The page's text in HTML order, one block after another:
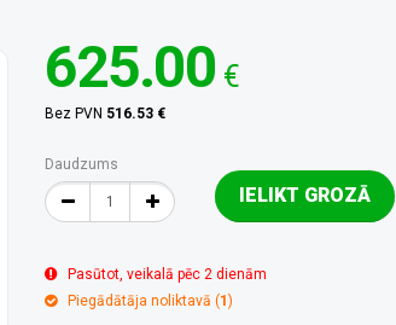
625.00 €
Bez PVN 516.53 €
Daudzums
IELIKT GROZĀ
Pasūtot, veikalā pēc 2 dienām
Piegādātāja noliktavā (1 )